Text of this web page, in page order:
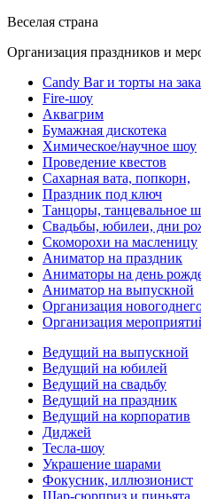
Веселая страна
Организация праздников и
Candy Bar и торты на
Fire-шоу
Аквагрим
Бумажная дискотека
Химическое/научное шоу
Проведение квестов
Сахарная вата, попкорн,
Праздник под ключ
Танцоры, танцевальное
Свадьбы, юбилеи, дни
Скоморохи на масленицу
Аниматор на праздник
Аниматоры на день
Аниматор на выпускной
Организация
Организация
Ведущий на выпускной
Ведущий на юбилей
Ведущий на свадьбу
Ведущий на праздник
Ведущий на корпоратив
Диджей
Тесла-шоу
Украшение шарами
Фокусник, иллюзионист
Шар-сюрприз и пиньята